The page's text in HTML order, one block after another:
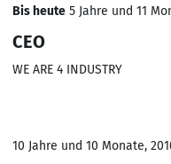
Bis heute 5 Jahre und 11
CEO
WE ARE 4 INDUSTRY
10 Jahre und 10 Monate,